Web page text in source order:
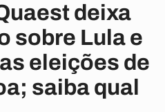
deixa
sobre Lula e
eleições de
saiba qual